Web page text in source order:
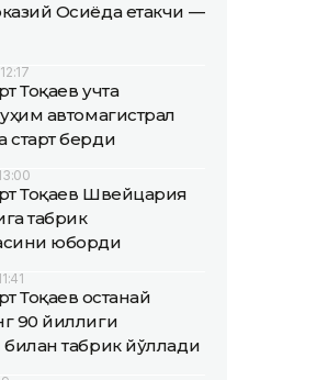
Осиёда етакчи —
Тоқаев учта
автомагистрал
старт берди
Тоқаев Швейцария
табрик
юборди
Тоқаев Қостанай
90 йиллиги
билан табрик йўллади